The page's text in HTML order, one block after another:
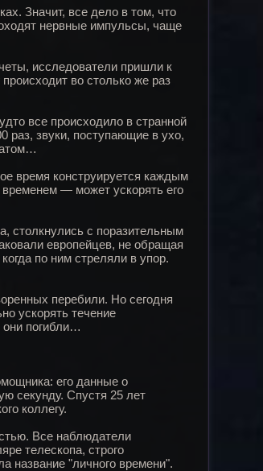
Значит, все дело в том, что
нервные импульсы, чаще
исследователи пришли к
во столько же раз
все происходило в странной
раз, звуки, поступающие в ухо,
время конструируется каждым
— может ускорять его
столкнулись с поразительным
европейцев, не обращая
по ним стреляли в упор.
перебили. Но сегодня
ускорять течение
они погибли…
его данные о
секунду. Спустя 25 лет
коллегу.
Все наблюдатели
телескопа, строго
название "личного времени".